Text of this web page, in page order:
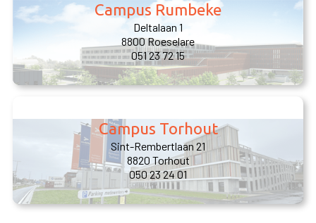
Campus Rumbeke
Deltalaan 1
8800 Roeselare
051 23 72 15
Campus Torhout
Sint-Rembertlaan 21
8820 Torhout
050 23 24 01